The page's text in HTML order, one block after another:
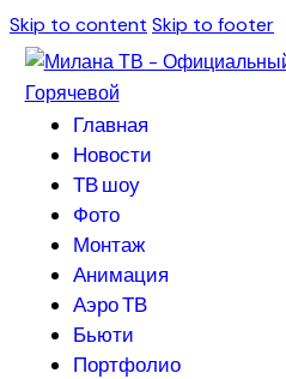
Skip to content Skip to footer
Главная
Новости
ТВ шоу
Фото
Монтаж
Анимация
Аэро ТВ
Бьюти
Портфолио